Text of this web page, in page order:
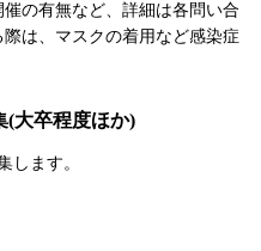
の有無など、詳細は各問い合
は、マスクの着用など感染症
(大卒程度ほか)
します。